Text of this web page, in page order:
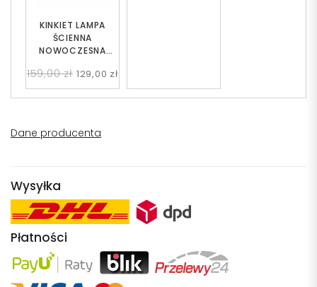
KINKIET LAMPA
ŚCIENNA
NOWOCZESNA
BIAŁA KULA FREDICA
W1
159,00 zł 129,00 zł
Dane producenta
Wysyłka
Płatności